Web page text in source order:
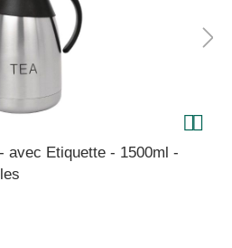
avec Etiquette - 1500ml -